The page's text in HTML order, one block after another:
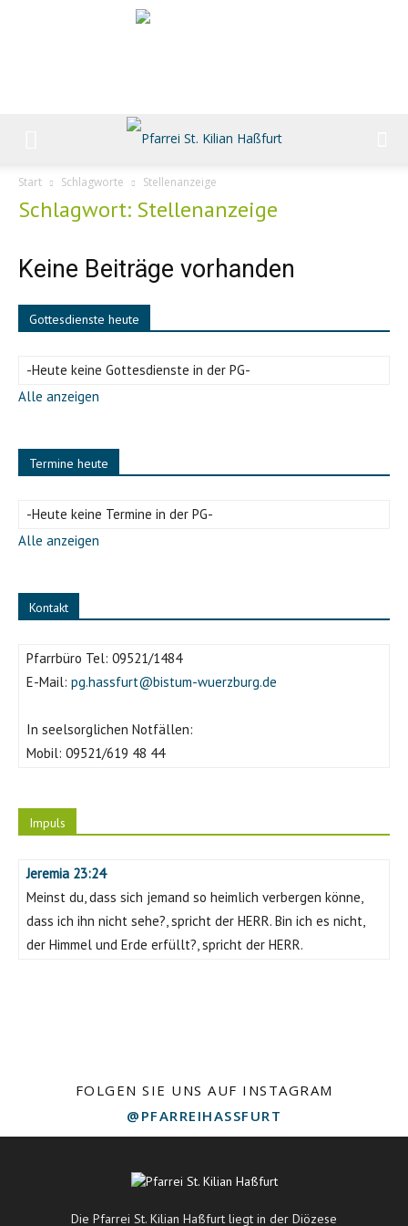
Start Schlagworte Stellenanzeige
Schlagwort: Stellenanzeige
Keine Beiträge vorhanden
Gottesdienste heute
-Heute keine Gottesdienste in der PG-
Alle anzeigen
Termine heute
-Heute keine Termine in der PG-
Alle anzeigen
Kontakt
Pfarrbüro Tel: 09521/1484
E-Mail: pg.hassfurt@bistum-wuerzburg.de
In seelsorglichen Notfällen:
Mobil: 09521/619 48 44
Impuls
Jeremia 23:24
Meinst du, dass sich jemand so heimlich verbergen könne,
dass ich ihn nicht sehe?, spricht der HERR. Bin ich es nicht,
der Himmel und Erde erfüllt?, spricht der HERR.
FOLGEN SIE UNS AUF INSTAGRAM
@PFARREIHASSFURT
Die Pfarrei St. Kilian Haßfurt liegt in der Diözese